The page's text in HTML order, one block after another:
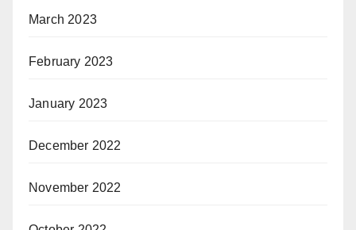
March 2023
February 2023
January 2023
December 2022
November 2022